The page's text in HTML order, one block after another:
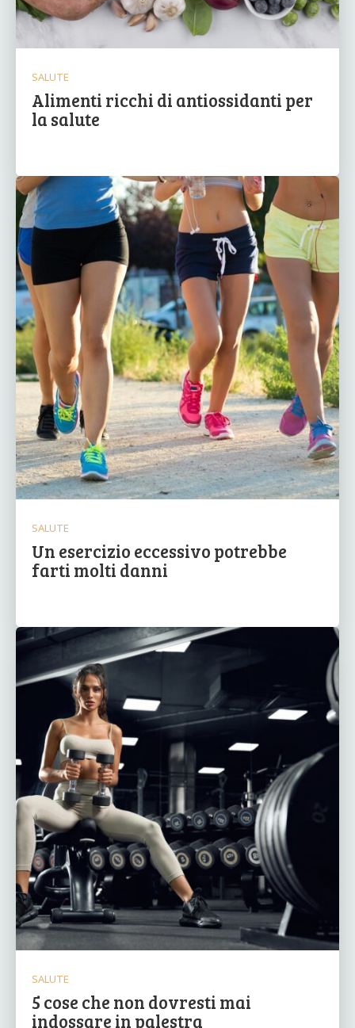
SALUTE
Alimenti ricchi di antiossidanti per
la salute
SALUTE
Un esercizio eccessivo potrebbe
farti molti danni
SALUTE
5 cose che non dovresti mai
indossare in palestra